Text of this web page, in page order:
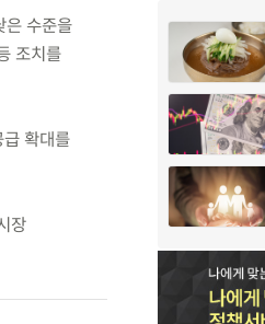
은 수준을
조치를
급 확대를
장